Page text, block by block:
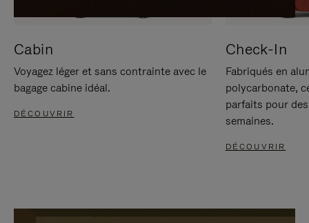
Cabin
Voyagez léger et sans contrainte avec le
bagage cabine idéal.
DÉCOUVRIR
Check-In
Fabriqués en
polycarbonate,
parfaits pour
semaines.
DÉCOUVRIR